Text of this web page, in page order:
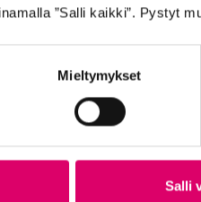
”Salli kaikki”. Pystyt
Mieltymykset
Salli
GOLDEN BOY
VALKOINEN HARJA
21,99 €